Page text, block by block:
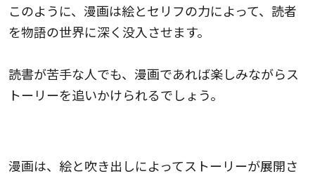
このように、漫画は絵とセリフの力によって、読者
を物語の世界に深く没入させます。
読書が苦手な人でも、漫画であれば楽しみながらス
トーリーを追いかけられるでしょう。
漫画は、絵と吹き出しによってストーリーが展開さ